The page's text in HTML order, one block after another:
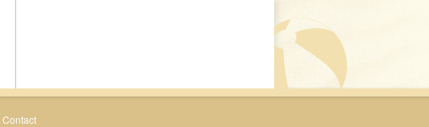
Contact